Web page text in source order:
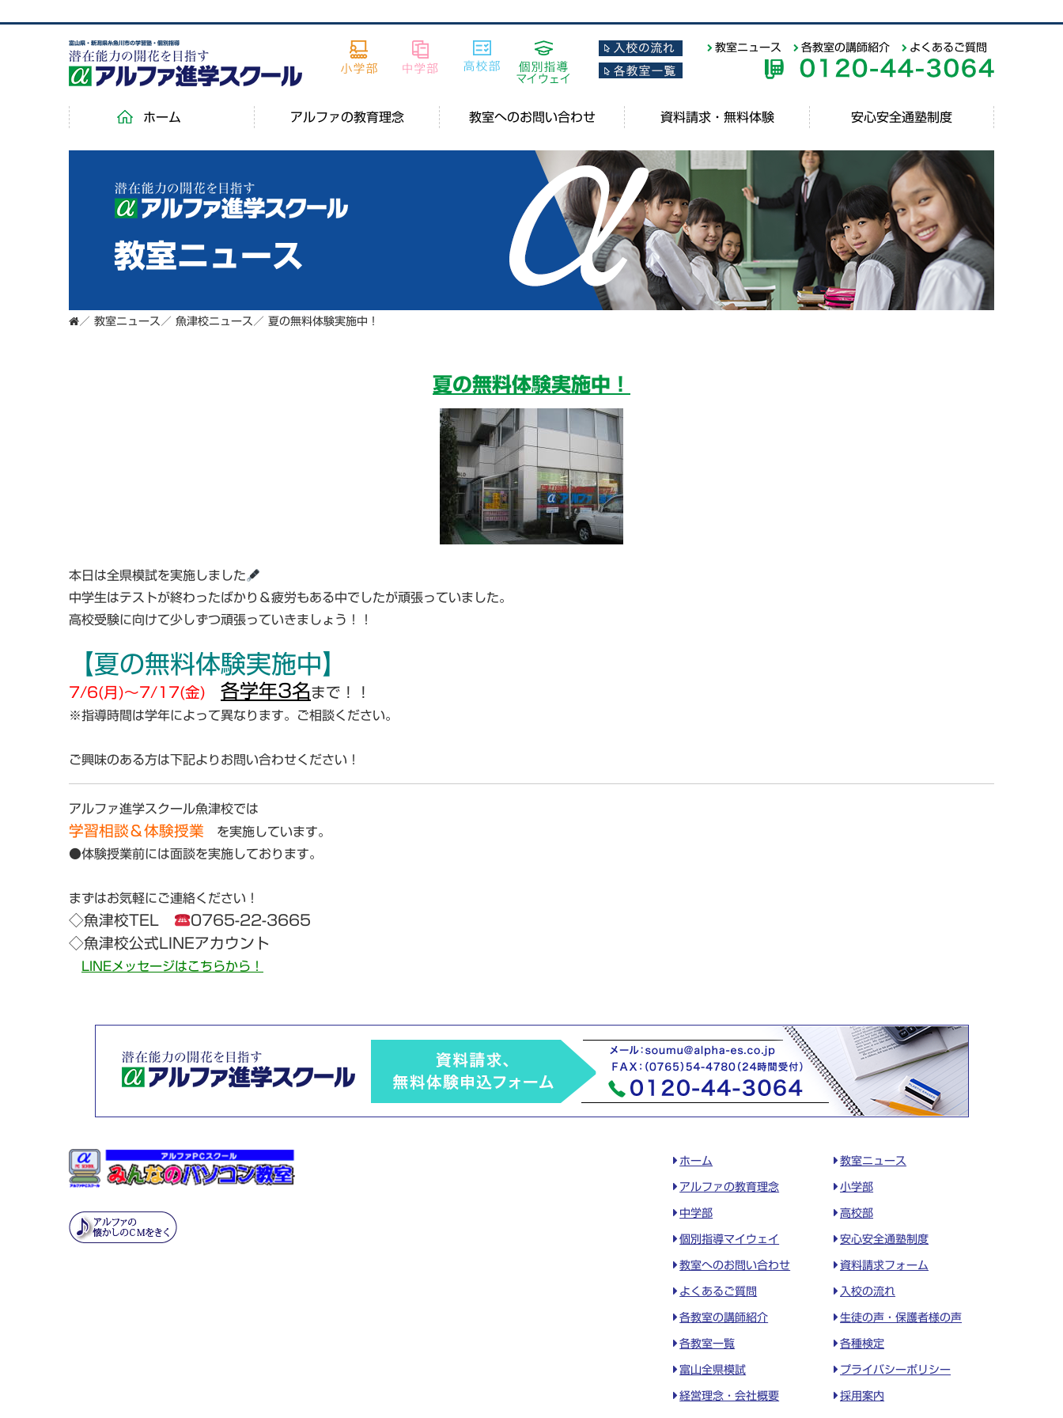
富山県・新潟県糸魚川市の学習塾・個別指導 教室ニュース 各教室の講師紹介 よくあるご質問
ホーム アルファの教育理念 教室へのお問い合わせ 資料請求・無料体験 安心安全通塾制度
教室ニュース
／ 教室ニュース ／ 魚津校ニュース ／ 夏の無料体験実施中！
夏の無料体験実施中！
本日は全県模試を実施しました
中学生はテストが終わったばかり＆疲労もある中でしたが頑張っていました。
高校受験に向けて少しずつ頑張っていきましょう！！
【夏の無料体験実施中】
7/6(月)～7/17(金) 各学年3名まで！！
※指導時間は学年によって異なります。ご相談ください。
ご興味のある方は下記よりお問い合わせください！
アルファ進学スクール魚津校では
学習相談＆ 体験授業
を実施しています。
●体験授業前には面談を実施しております。
まずはお気軽にご連絡ください！
◇魚津校TEL
0765-22-3665
◇魚津校公式LINEアカウント
LINEメッセージはこちらから！
ホーム 教室ニュース
アルファの教育理念 小学部
中学部 高校部
個別指導マイウェイ 安心安全通塾制度
教室へのお問い合わせ 資料請求フォーム
よくあるご質問 入校の流れ
各教室の講師紹介 生徒の声・保護者様の声
各教室一覧 各種検定
富山全県模試 プライバシーポリシー
経営理念・会社概要 採用案内